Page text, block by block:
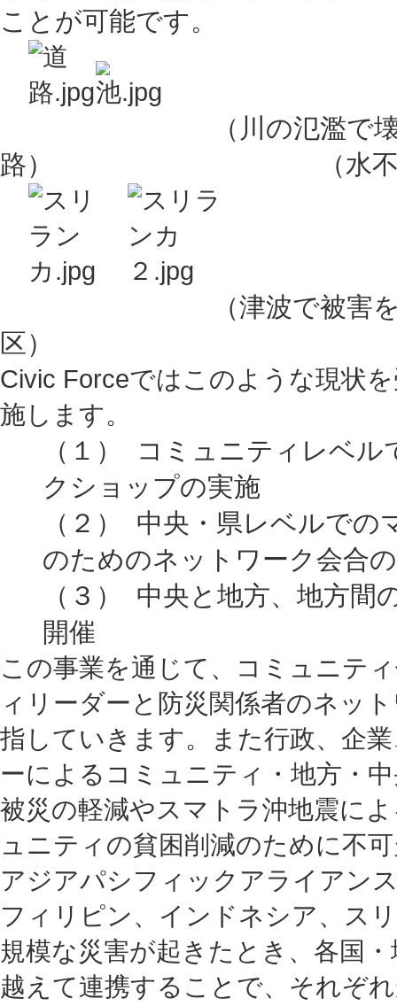
ことが可能です。
（川の氾濫で壊れ
路） （水不足によ
（津波で被害を受
区） （洪水で
Civic Forceではこのような現状
施します。
（１） コミュニティレベ
クショップの実施
（２） 中央・県レベルで
のためのネットワーク会合
（３） 中央と地方、地方
開催
この事業を通じて、コミュニテ
ィリーダーと防災関係者のネッ
指していきます。また行政、企
ーによるコミュニティ・地方・
被災の軽減やスマトラ沖地震に
ュニティの貧困削減のために不
アジアパシフィックアライアン
フィリピン、インドネシア、ス
規模な災害が起きたとき、各国
越えて連携することで、それぞ